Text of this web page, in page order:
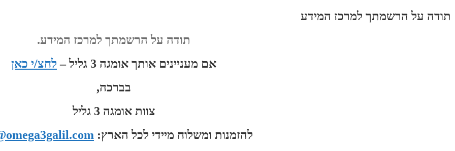
תודה על הרשמתך למרכז המידע
תודה על הרשמתך למרכז המידע.
אם מעניינים אותך אומגה 3 גליל –
לחצ/י כאן
בברכה,
צוות אומגה 3 גליל
להזמנות ומשלוח מיידי לכל הארץ: